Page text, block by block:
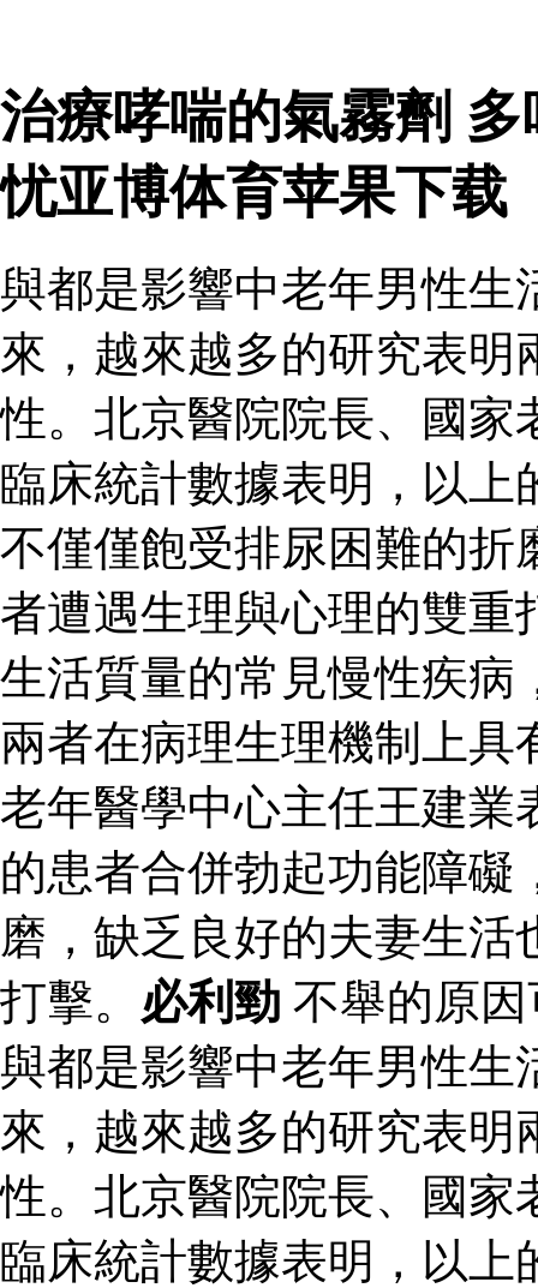
治療哮喘的氣霧劑
忧亚博体育苹果下载
與都是影響中老年男性生
來，越來越多的研究表
性。北京醫院院長、國家
臨床統計數據表明，以上
不僅僅飽受排尿困難的折
者遭遇生理與心理的雙重
生活質量的常見慢性疾病
兩者在病理生理機制上
老年醫學中心主任王建業
的患者合併勃起功能障
磨，缺乏良好的夫妻生
打擊。 必利勁 不舉的原
與都是影響中老年男性生
來，越來越多的研究表
性。北京醫院院長、國家
臨床統計數據表明，以上